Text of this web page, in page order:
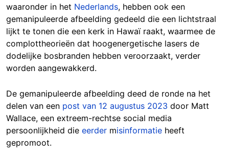
waaronder in het Nederlands, hebben ook een
gemanipuleerde afbeelding gedeeld die een lichtstraal
lijkt te tonen die een kerk in Hawaï raakt, waarmee de
complottheorieën dat hoogenergetische lasers de
dodelijke bosbranden hebben veroorzaakt, verder
worden aangewakkerd.
De gemanipuleerde afbeelding deed de ronde na het
delen van een post van 12 augustus 2023 door Matt
Wallace, een extreem-rechtse social media
persoonlijkheid die eerder misinformatie heeft
gepromoot.